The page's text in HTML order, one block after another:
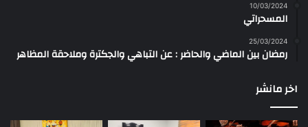
10/03/2024
المسحراتي
25/03/2024
رمضان بين الماضي والحاضر : عن التباهي والجكترة وملاحقة المظاهر
اخر مانشر